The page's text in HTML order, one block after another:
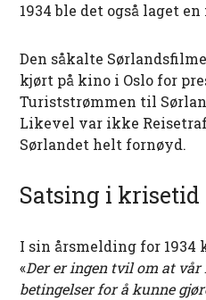
1934 ble det også laget
Den såkalte
kjørt på kino i Oslo for
Turiststrømmen til
Likevel var ikke
Sørlandet helt fornøyd.
Satsing i krisetid
I sin årsmelding for
«Der er ingen tvil om at
betingelser for å kunne